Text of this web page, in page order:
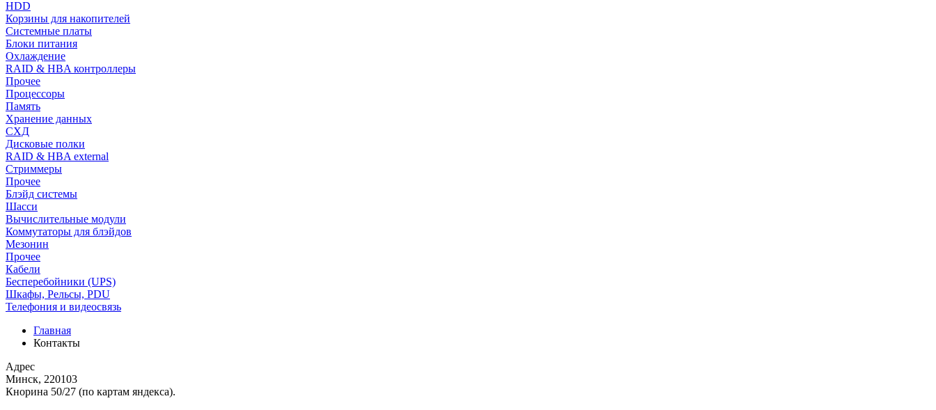
HDD
Корзины для накопителей
Системные платы
Блоки питания
Охлаждение
RAID & HBA контроллеры
Прочее
Процессоры
Память
Хранение данных
СХД
Дисковые полки
RAID & HBA external
Стриммеры
Прочее
Блэйд системы
Шасси
Вычислительные модули
Коммутаторы для блэйдов
Мезонин
Прочее
Кабели
Бесперебойники (UPS)
Шкафы, Рельсы, PDU
Телефония и видеосвязь
Главная
Контакты
Адрес
Минск, 220103
Кнорина 50/27 (по картам яндекса).